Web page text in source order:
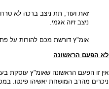
זאת ועוד, תת ניצב ברכה לא
ניצב זיוה אגמי.
אומ"ץ דורשת מכם להורות על
לא הפעם הראשונה
אין זו הפעם הראשונה שאומ"ץ עוסקת
ניכרים מהרב המושחת יאשיהו פינטו.